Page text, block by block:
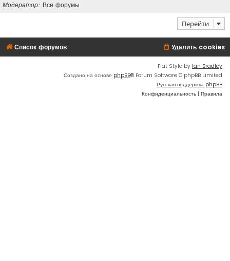
Модератор Все форумы
Перейти
Список форумов Удалить cookies
Flat Style by Ian Bradley
Создано на основе phpBB® Forum Software © phpBB Limited
Русская поддержка phpBB
Конфиденциальность | Правила